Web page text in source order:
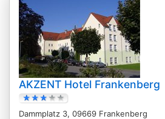
AKZENT Hotel Frankenberg
Dammplatz 3, 09669 Frankenberg